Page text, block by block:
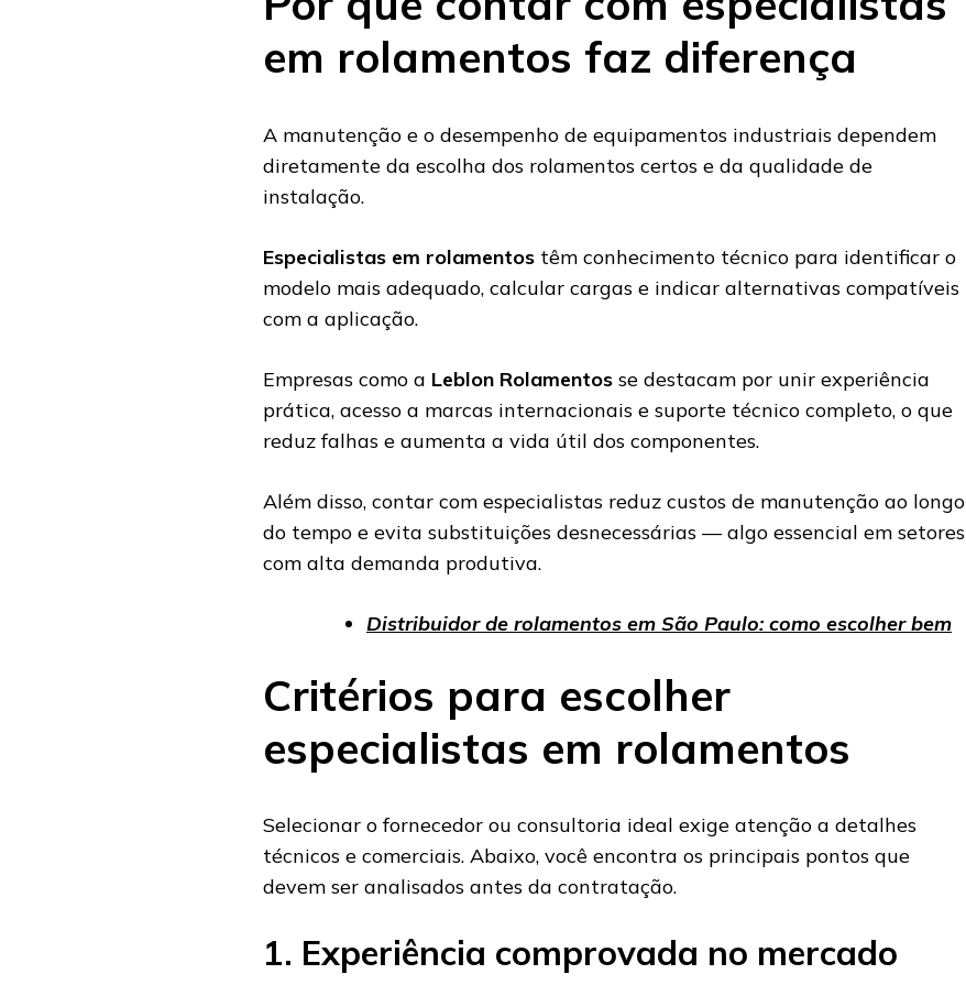
em rolamentos faz diferença
A manutenção e o desempenho de equipamentos industriais dependem
diretamente da escolha dos rolamentos certos e da qualidade de
instalação.
Especialistas em rolamentos têm conhecimento técnico para identificar o
modelo mais adequado, calcular cargas e indicar alternativas compatíveis
com a aplicação.
Empresas como a Leblon Rolamentos se destacam por unir experiência
prática, acesso a marcas internacionais e suporte técnico completo, o que
reduz falhas e aumenta a vida útil dos componentes.
Além disso, contar com especialistas reduz custos de manutenção ao longo
do tempo e evita substituições desnecessárias — algo essencial em setores
com alta demanda produtiva.
Distribuidor de rolamentos em São Paulo: como escolher bem
Critérios para escolher
especialistas em rolamentos
Selecionar o fornecedor ou consultoria ideal exige atenção a detalhes
técnicos e comerciais. Abaixo, você encontra os principais pontos que
devem ser analisados antes da contratação.
1. Experiência comprovada no mercado